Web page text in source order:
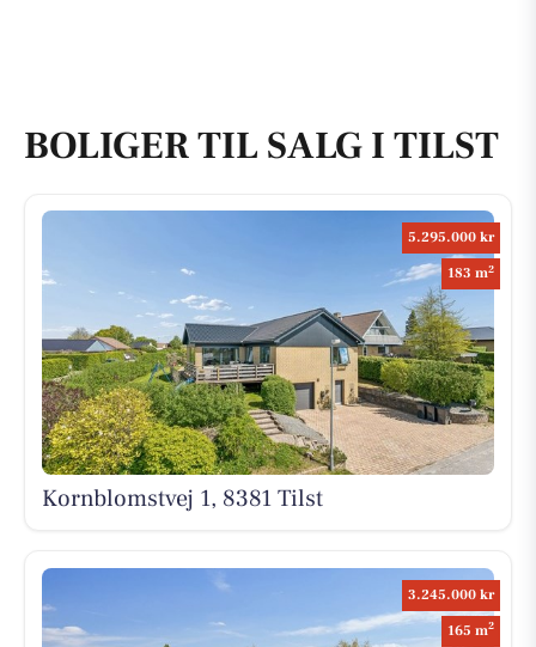
BOLIGER TIL SALG I TILST
5.295.000 kr
183 m2
Kornblomstvej 1, 8381 Tilst
3.245.000 kr
165 m2